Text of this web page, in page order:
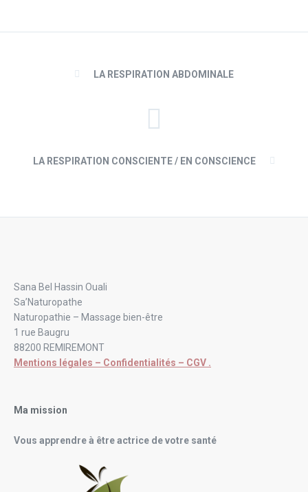
LA RESPIRATION ABDOMINALE
LA RESPIRATION CONSCIENTE / EN CONSCIENCE
Sana Bel Hassin Ouali
Sa’Naturopathe
Naturopathie – Massage bien-être
1 rue Baugru
88200 REMIREMONT
Mentions légales – Confidentialités – CGV .
Ma mission
Vous apprendre à être actrice de votre santé